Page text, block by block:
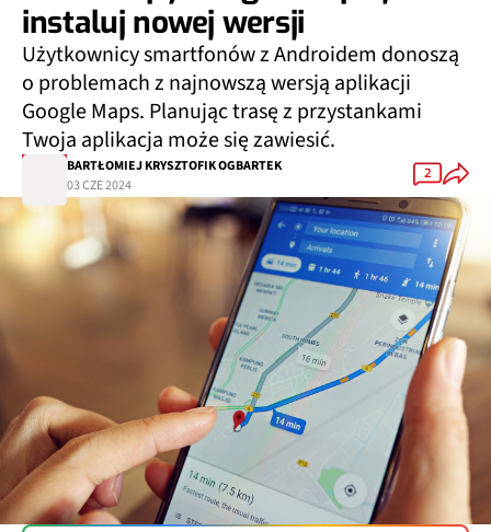
instaluj nowej wersji
Użytkownicy smartfonów z Androidem donoszą
o problemach z najnowszą wersją aplikacji
Google Maps. Planując trasę z przystankami
Twoja aplikacja może się zawiesić.
BARTŁOMIEJ KRYSZTOFIK OGBARTEK
03 CZE 2024
2